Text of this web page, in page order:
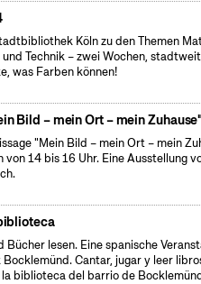
Köln zu den Themen
Technik – zwei Wochen,
was Farben können!
Bild – mein Ort – mein
"Mein Bild – mein Ort – mein
von 14 bis 16 Uhr. Eine Ausstellung
Bücher lesen. Eine spanische
Cantar, jugar y leer
la biblioteca del barrio de